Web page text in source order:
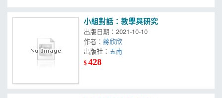
小組對話：教學與研究
出版日期：2021-10-10
作者：蔣欣欣
出版社：
$428